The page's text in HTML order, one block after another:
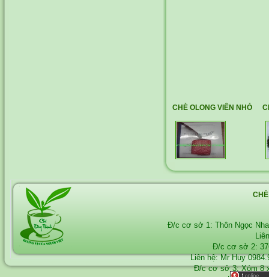
CHÈ OLONG VIÊN NHỎ
Đ/c cơ sở 1: Thôn Ngọc
Đ/c cơ sở 2:
Liên hệ: Mr Huy
Đ/c cơ sở 3: Xóm 8